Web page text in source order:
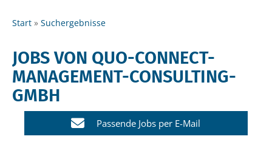
Start Suchergebnisse
JOBS VON QUO-CONNECT-
MANAGEMENT-CONSULTING-
GMBH
Passende Jobs per E-Mail